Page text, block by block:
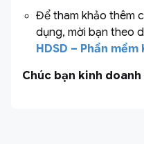
Để tham khảo thêm
dụng, mời bạn theo
HDSD – Phần
Chúc bạn kinh